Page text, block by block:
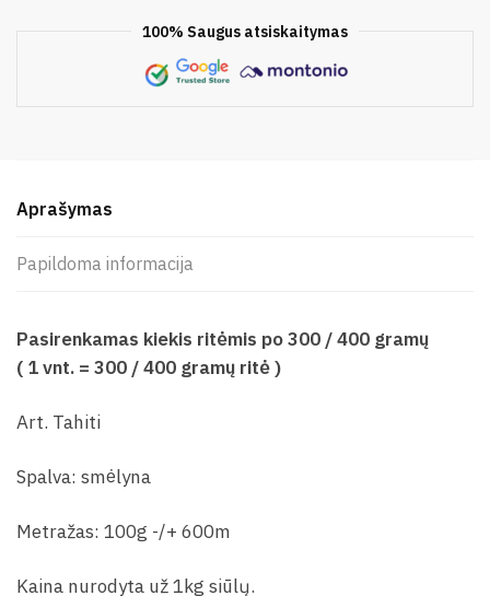
100% Saugus atsiskaitymas
Aprašymas
Papildoma informacija
Pasirenkamas kiekis ritėmis po 300 / 400 gramų
( 1 vnt. = 300 / 400 gramų ritė )
Art. Tahiti
Spalva: smėlyna
Metražas: 100g -/+ 600m
Kaina nurodyta už 1kg siūlų.